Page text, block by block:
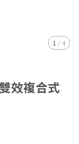
1 / 4
效複合式